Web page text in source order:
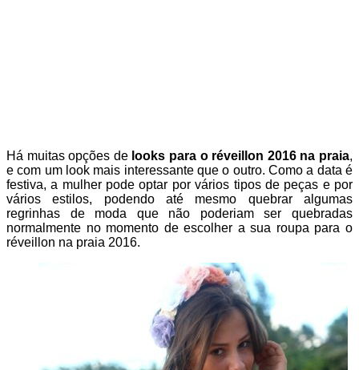
Há muitas opções de looks para o réveillon 2016 na praia,
e com um look mais interessante que o outro. Como a data é
festiva, a mulher pode optar por vários tipos de peças e por
vários estilos, podendo até mesmo quebrar algumas
regrinhas de moda que não poderiam ser quebradas
normalmente no momento de escolher a sua roupa para o
réveillon na praia 2016.